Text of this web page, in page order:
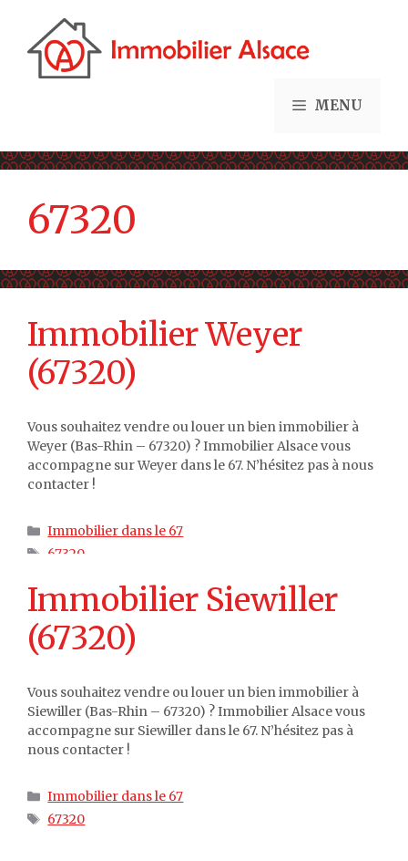
contenu
MENU
67320
Immobilier Weyer
(67320)
Vous souhaitez vendre ou louer un bien immobilier à
Weyer (Bas-Rhin – 67320) ? Immobilier Alsace vous
accompagne sur Weyer dans le 67. N’hésitez pas à nous
contacter !
Catégories
Immobilier dans le 67
Étiquettes
67320
Immobilier Siewiller
(67320)
Vous souhaitez vendre ou louer un bien immobilier à
Siewiller (Bas-Rhin – 67320) ? Immobilier Alsace vous
accompagne sur Siewiller dans le 67. N’hésitez pas à
nous contacter !
Catégories
Immobilier dans le 67
Étiquettes
67320